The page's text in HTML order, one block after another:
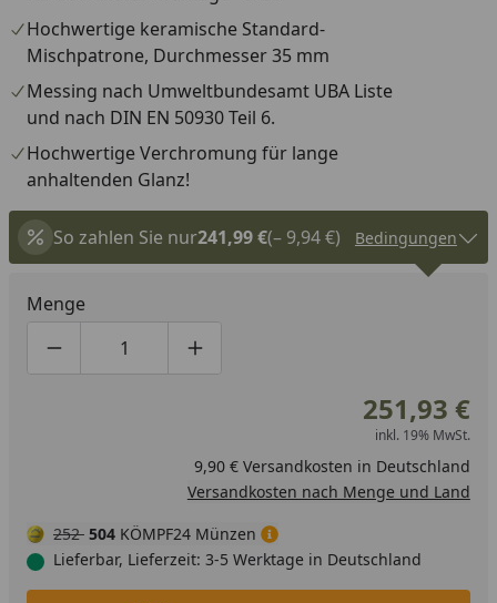
Hochwertige keramische Standard-
Mischpatrone, Durchmesser 35 mm
Messing nach Umweltbundesamt UBA Liste
und nach DIN EN 50930 Teil 6.
Hochwertige Verchromung für lange
anhaltenden Glanz!
So zahlen Sie nur241,99 €(– 9,94 €) Bedingungen
Menge
Produktmenge um eins verringern
Produktmenge manuell eingeben
Produktmenge um eins erhöhen
251,93 €
inkl. 19% MwSt.
9,90 € Versandkosten in Deutschland
Versandkosten nach Menge und Land
252 504 KÖMPF24 Münzen
Lieferbar, Lieferzeit: 3-5 Werktage in Deutschland